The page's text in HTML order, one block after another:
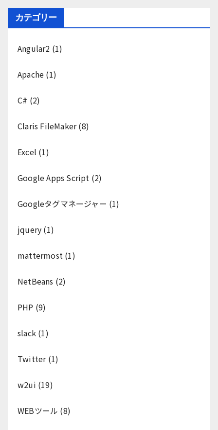
カテゴリー
Angular2 (1)
Apache (1)
C# (2)
Claris FileMaker(8)
Excel (1)
Google Apps Script (2)
Googleタグマネージャー (1)
jquery (1)
mattermost (1)
NetBeans (2)
PHP (9)
slack (1)
Twitter(1)
w2ui (19)
WEBツール (8)